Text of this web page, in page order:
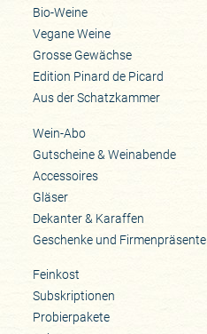
Bio-Weine
Vegane Weine
Grosse Gewächse
Edition Pinard de Picard
Aus der Schatzkammer
Wein-Abo
Gutscheine & Weinabende
Accessoires
Gläser
Dekanter & Karaffen
Geschenke und Firmenpräsente
Feinkost
Subskriptionen
Probierpakete